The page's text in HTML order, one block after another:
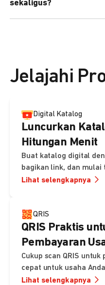
kebutuhan Anda.
sekaligus?
Jelajahi
Digital Katalog
Luncurkan
Hitungan Menit
Buat katalog digital
bagikan link, dan mulai
Lihat selengkapnya
QRIS
QRIS Praktis
Pembayaran
Cukup scan QRIS
cepat untuk usaha Anda
Lihat selengkapnya